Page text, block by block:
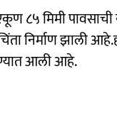
एकूण ८५ मिमी
निर्माण झाली
आली आहे.